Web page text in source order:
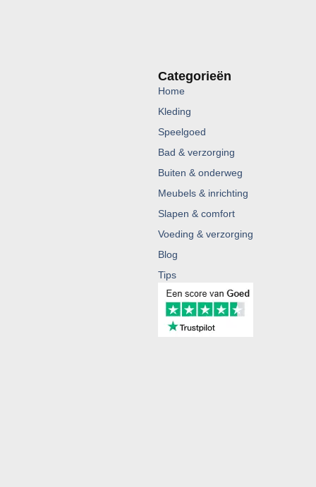
Categorieën
Home
Kleding
Speelgoed
Bad & verzorging
Buiten & onderweg
Meubels & inrichting
Slapen & comfort
Voeding & verzorging
Blog
Tips